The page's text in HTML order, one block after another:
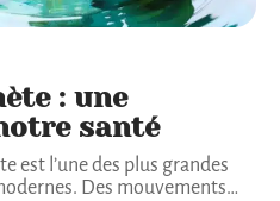
: une
santé
est l’une des plus grandes
Des mouvements…